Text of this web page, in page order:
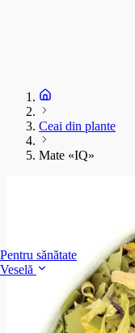
Pentru sănătate
Veselă
Ceai din plante
Mate «IQ»